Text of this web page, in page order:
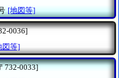
[地図等]
0036]
図等]
732-0033]